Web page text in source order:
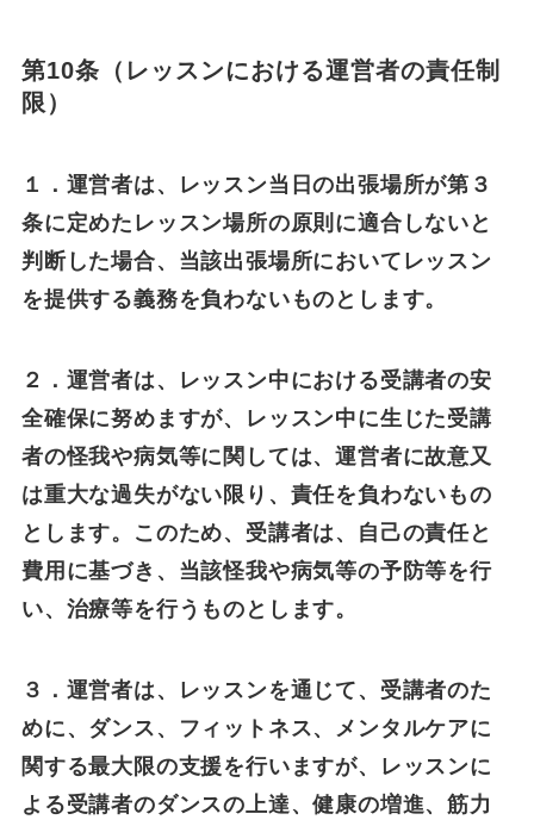
第10条（レッスンにおける運営者の責任制
限）
１．運営者は、レッスン当日の出張場所が第３
条に定めたレッスン場所の原則に適合しないと
判断した場合、当該出張場所においてレッスン
を提供する義務を負わないものとします。
２．運営者は、レッスン中における受講者の安
全確保に努めますが、レッスン中に生じた受講
者の怪我や病気等に関しては、運営者に故意又
は重大な過失がない限り、責任を負わないもの
とします。このため、受講者は、自己の責任と
費用に基づき、当該怪我や病気等の予防等を行
い、治療等を行うものとします。
３．運営者は、レッスンを通じて、受講者のた
めに、ダンス、フィットネス、メンタルケアに
関する最大限の支援を行いますが、レッスンに
よる受講者のダンスの上達、健康の増進、筋力